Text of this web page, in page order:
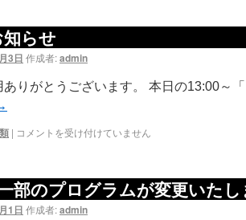
らせ
3日 作成者:admin
ありがとうございます。 本日の13:00～
| コメントを受け付けていません
部のプログラムが変更いたし
1日 作成者:admin